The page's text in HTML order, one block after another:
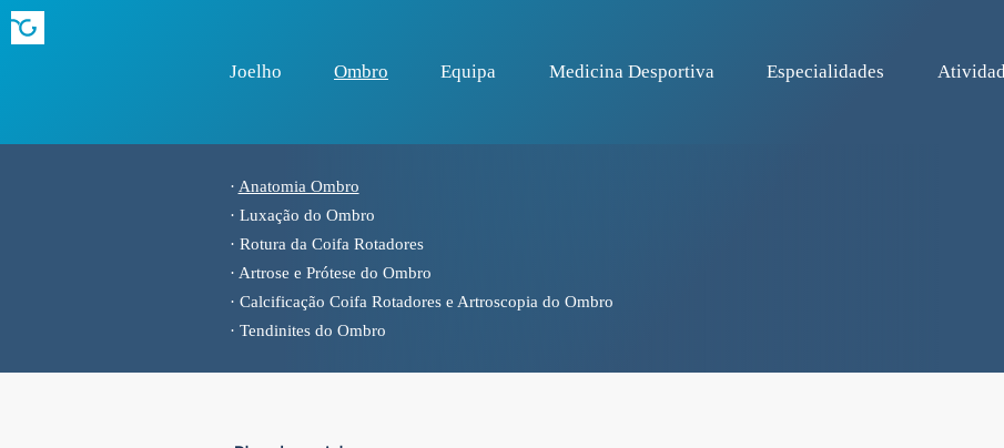
Joelho Ombro Equipa Medicina Desportiva Especialidades
· Anatomia Ombro
· Luxação do Ombro
· Rotura da Coifa Rotadores
· Artrose e Prótese do Ombro
· Calcificação Coifa Rotadores e Artroscopia do Ombro
· Tendinites do Ombro